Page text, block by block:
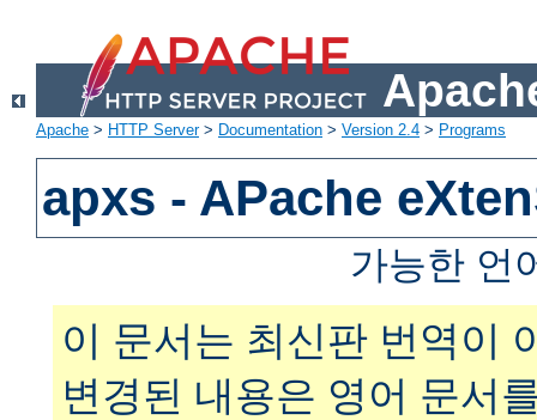
Apache > HTTP Server> Documentation > Version 2.4 > Programs
apxs - APache
가능한 언
이 문서는 최신판 번역이
변경된 내용은 영어 문서